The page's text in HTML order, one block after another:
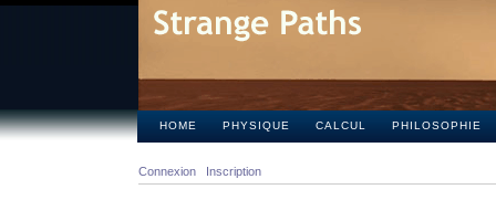
HOME PHYSIQUE CALCUL PHILOSOPHIE
Connexion Inscription